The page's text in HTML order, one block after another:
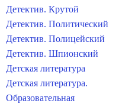
Детектив. Крутой
Детектив. Политический
Детектив. Полицейский
Детектив. Шпионский
Детская литература
Детская литература.
Образовательная